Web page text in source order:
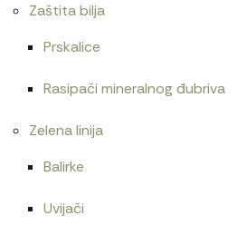
Zaštita bilja
Prskalice
Rasipači mineralnog đubriva
Zelena linija
Balirke
Uvijači